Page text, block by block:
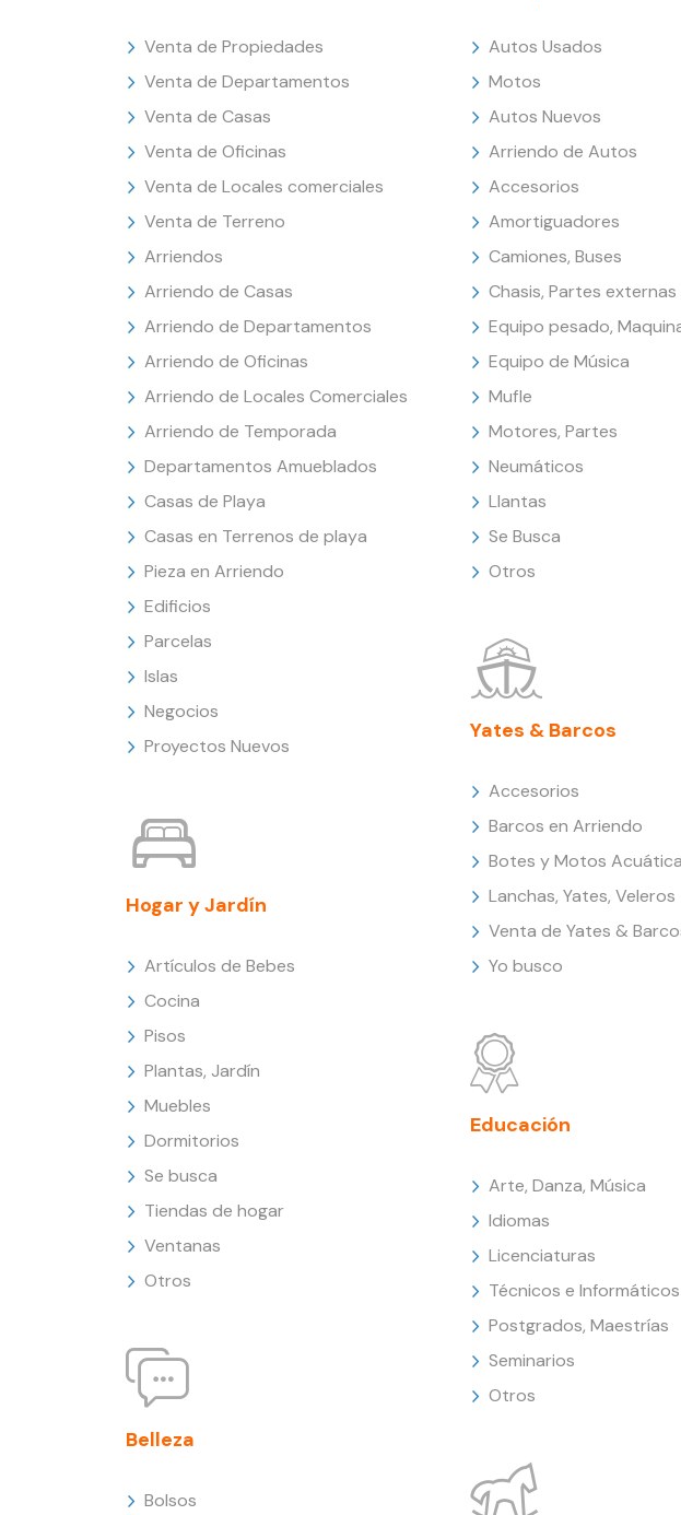
Venta de Propiedades
Venta de Departamentos
Venta de Casas
Venta de Oficinas
Venta de Locales comerciales
Venta de Terreno
Arriendos
Arriendo de Casas
Arriendo de Departamentos
Arriendo de Oficinas
Arriendo de Locales Comerciales
Arriendo de Temporada
Departamentos Amueblados
Casas de Playa
Casas en Terrenos de playa
Pieza en Arriendo
Edificios
Parcelas
Islas
Negocios
Proyectos Nuevos
Hogar y Jardín
Artículos de Bebes
Cocina
Pisos
Plantas, Jardín
Muebles
Dormitorios
Se busca
Tiendas de hogar
Ventanas
Otros
Belleza
Bolsos
Autos Usados
Motos
Autos Nuevos
Arriendo de Autos
Accesorios
Amortiguadores
Camiones, Buses
Chasis, Partes externas
Equipo pesado,
Equipo de Música
Mufle
Motores, Partes
Neumáticos
Llantas
Se Busca
Otros
Yates & Barcos
Accesorios
Barcos en Arriendo
Botes y Motos
Lanchas, Yates, Veleros
Venta de Yates &
Yo busco
Educación
Arte, Danza, Música
Idiomas
Licenciaturas
Técnicos e Informáticos
Postgrados, Maestrías
Seminarios
Otros